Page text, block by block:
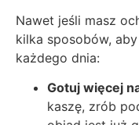
Nawet jeśli masz
kilka sposobów,
każdego dnia:
Gotuj więcej
kaszę, zrób